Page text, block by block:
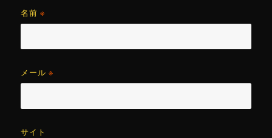
名前※
メール※
サイト